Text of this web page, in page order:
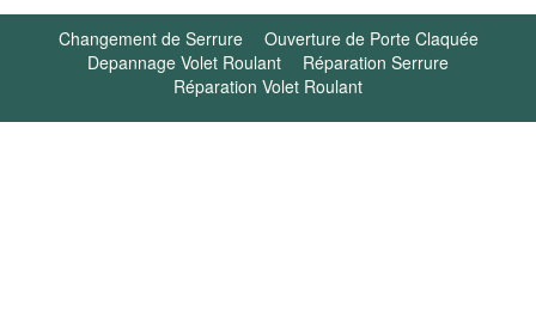
Changement de Serrure
Ouverture de Porte Claquée
Depannage Volet Roulant
Réparation Serrure
Réparation Volet Roulant